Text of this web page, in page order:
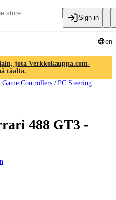
Sign in
en
jota Verkkokauppa.com-
täältä.
Game Controllers / PC Steering
488 GT3 -